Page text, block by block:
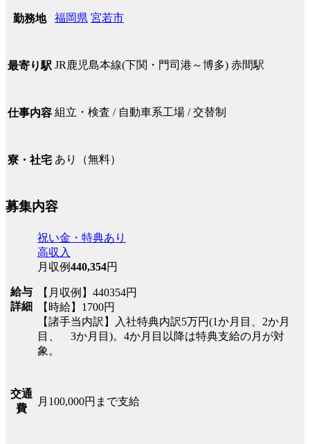
勤務地 福岡県 宮若市
最寄り駅 JR鹿児島本線(下関・門司港～博多) 赤間駅
仕事内容 組立・検査 / 自動車系工場 / 交替制
寮・社宅 あり（無料）
募集内容
給与
詳細
祝い金・特典あり
高収入
月収例440,354円
【月収例】440354円
【時給】1700円
【諸手当内訳】入社特典内訳5万円(1か月目、2か月
目、 3か月目)。4か月目以降は特典支給の月が対
象。
交通
費
月100,000円まで支給